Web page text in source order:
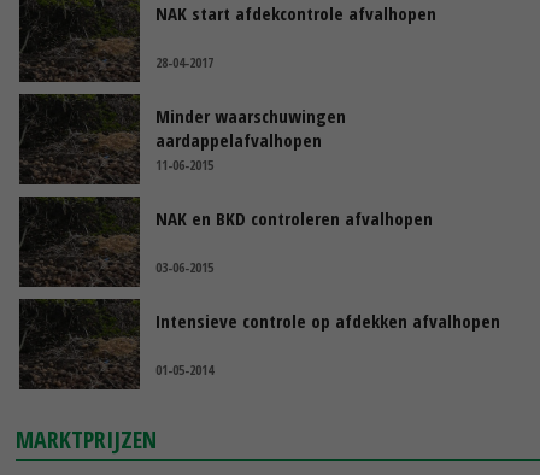
NAK start afdekcontrole afvalhopen
28-04-2017
Minder waarschuwingen
aardappelafvalhopen
11-06-2015
NAK en BKD controleren afvalhopen
03-06-2015
Intensieve controle op afdekken afvalhopen
01-05-2014
MARKTPRIJZEN